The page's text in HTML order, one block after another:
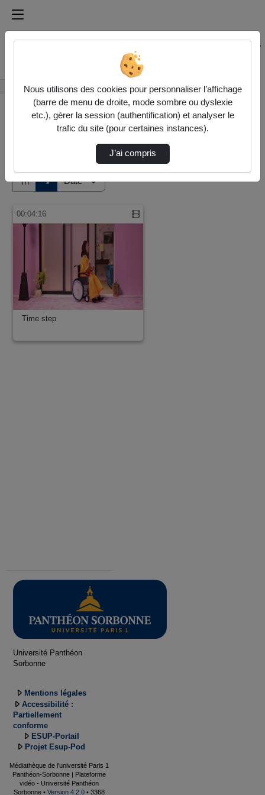
Médiathèque de l'université Paris
Rechercher un média sur Médiathèque de l'université
Accueil Vidéos
Tri ↘
00:04:16
Time step
Université Panthéon
Sorbonne
Mentions légales
Accessibilité :
Partiellement
conforme
ESUP-Portail
Projet Esup-Pod
Médiathèque de l'université Paris 1
Panthéon-Sorbonne | Plateforme
vidéo - Université Panthéon
Sorbonne • Version 4.2.0 • 3368
Nous utilisons des cookies pour personnaliser l’affichage
(barre de menu de droite, mode sombre ou dyslexie
etc.), gérer la session (authentification) et analyser le
trafic du site (pour certaines instances).
J’ai compris